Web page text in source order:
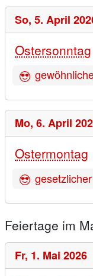
So, 5. April
Ostersonntag
Mo, 6. April
Ostermontag
Feiertage im
Fr, 1. Mai 2026